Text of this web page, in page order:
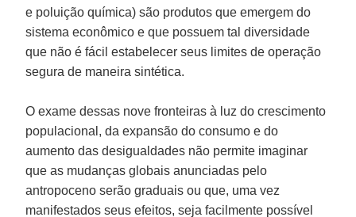
e poluição química) são produtos que emergem do
sistema econômico e que possuem tal diversidade
que não é fácil estabelecer seus limites de operação
segura de maneira sintética.
O exame dessas nove fronteiras à luz do crescimento
populacional, da expansão do consumo e do
aumento das desigualdades não permite imaginar
que as mudanças globais anunciadas pelo
antropoceno serão graduais ou que, uma vez
manifestados seus efeitos, seja facilmente possível